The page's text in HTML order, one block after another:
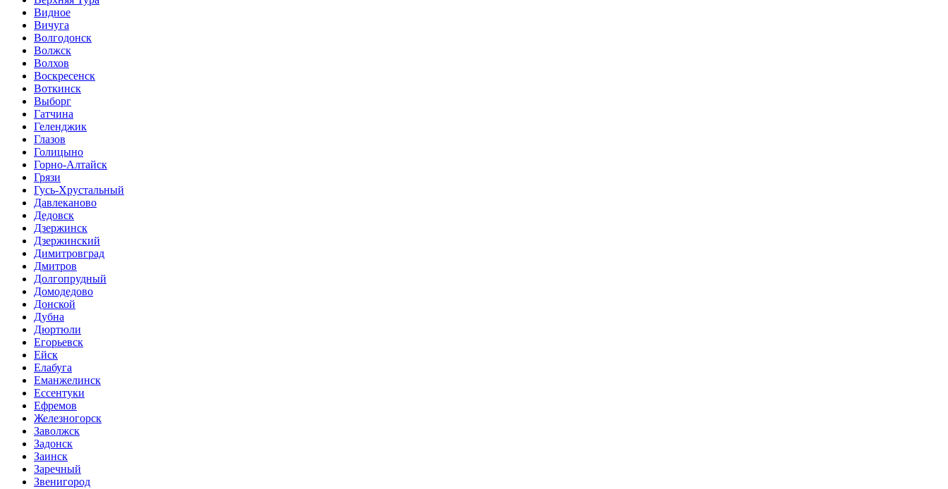
Видное
Вичуга
Волгодонск
Волжск
Волхов
Воскресенск
Воткинск
Выборг
Гатчина
Геленджик
Глазов
Голицыно
Горно-Алтайск
Грязи
Гусь-Хрустальный
Давлеканово
Дедовск
Дзержинск
Дзержинский
Димитровград
Дмитров
Долгопрудный
Домодедово
Донской
Дубна
Дюртюли
Егорьевск
Ейск
Елабуга
Еманжелинск
Ессентуки
Ефремов
Железногорск
Заволжск
Задонск
Заинск
Заречный
Звенигород